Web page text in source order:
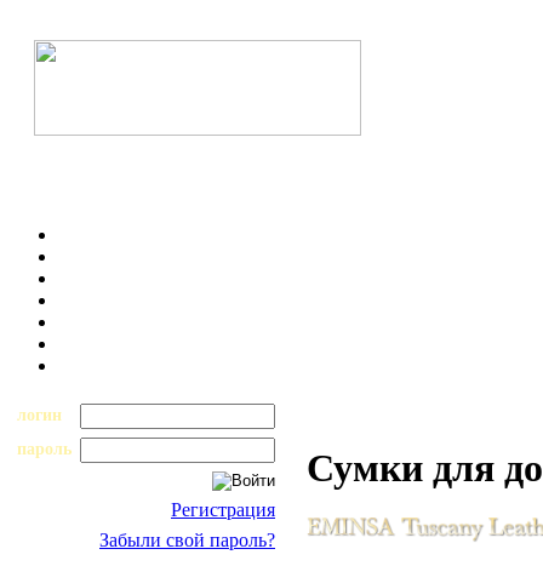
логин
пароль
Регистрация
Забыли свой пароль?
Сумки для